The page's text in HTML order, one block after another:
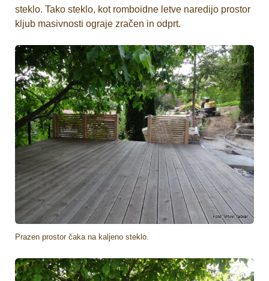
steklo. Tako steklo, kot romboidne letve naredijo prostor
kljub masivnosti ograje zračen in odprt.
Prazen prostor čaka na kaljeno steklo.